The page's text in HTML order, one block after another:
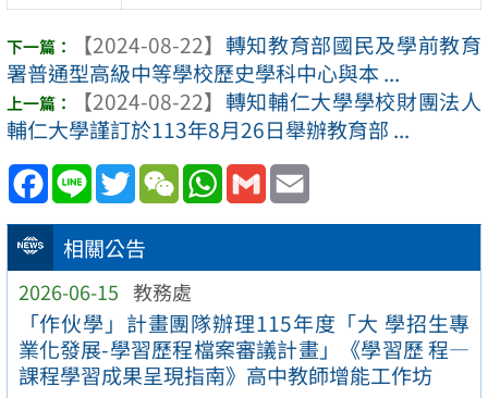
相關公告
2026-06-15 教務處
「作伙學」計畫團隊辦理115年度「大 學招生專
業化發展-學習歷程檔案審議計畫」《學習歷 程—
課程學習成果呈現指南》高中教師增能工作坊
【2024-08-22】 轉知教育部國民及學前教育
署普通型高級中等學校歷史學科中心與本 ...
【2024-08-22】 轉知輔仁大學學校財團法人
輔仁大學謹訂於113年8月26日舉辦教育部 ...
Facebook
Line TwitterWeChatWhatsApp
Gmail